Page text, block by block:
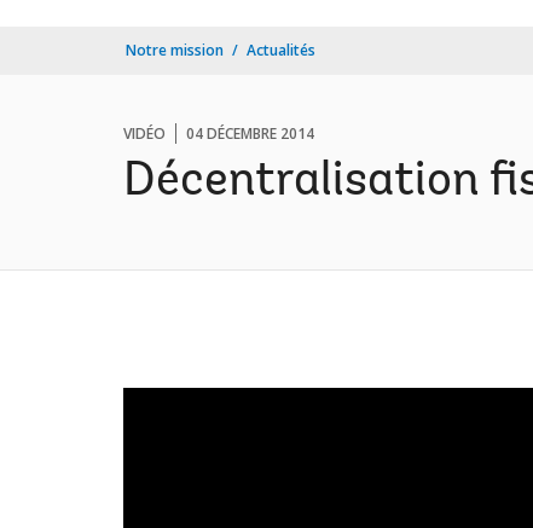
Notre mission Actualités
VIDÉO 04 DÉCEMBRE 2014
Décentralisation